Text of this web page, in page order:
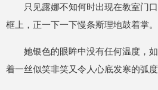
只见露娜不知何时出现在教室门
框上，正一下一下慢条斯理地鼓着掌。
她银色的眼眸中没有任何温度，
着一丝似笑非笑又令人心底发寒的弧度